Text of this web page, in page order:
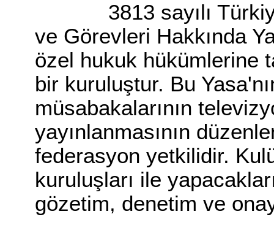
3813 sayılı Türkiye
ve Görevleri Hakkında
özel hukuk hükümlerine
bir kuruluştur. Bu
müsabakalarının
yayınlanmasının
federasyon yetkilidir.
kuruluşları ile
gözetim, denetim ve